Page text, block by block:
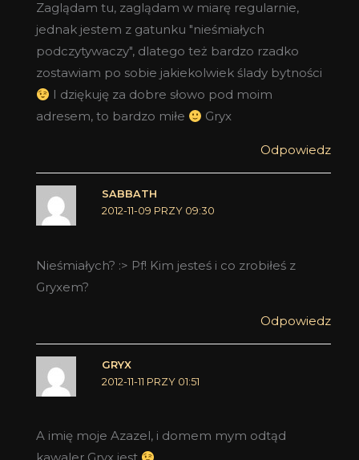
Zaglądam tu, zaglądam w miarę regularnie,
jednak jestem z gatunku "nieśmiałych
podczytywaczy", dlatego też bardzo rzadko
zostawiam po sobie jakiekolwiek ślady bytności
I dziękuję za dobre słowo pod moim
adresem, to bardzo miłe
Gryx
Odpowiedz
SABBATH
2012-11-09 PRZY 09:30
Nieśmiałych? :> Pf! Kim jesteś i co zrobiłeś z
Gryxem?
Odpowiedz
GRYX
2012-11-11 PRZY 01:51
A imię moje Azazel, i domem mym odtąd